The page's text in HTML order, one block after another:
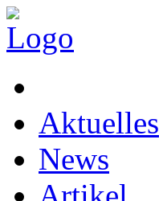
Aktuelles
News